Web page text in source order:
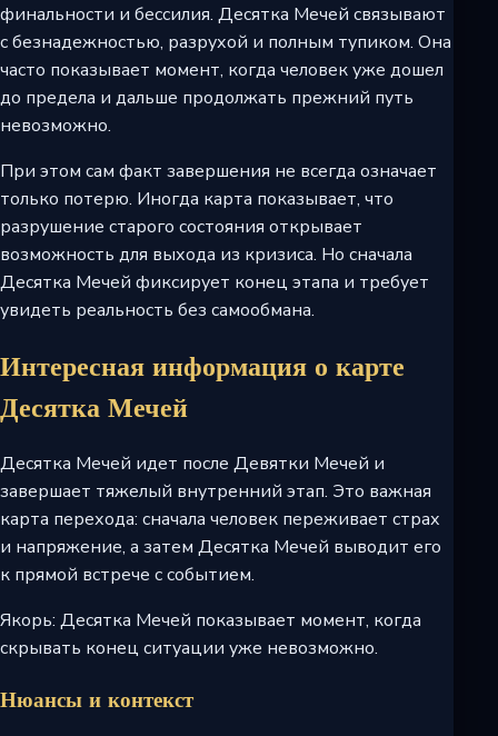
финальности и бессилия. Десятка Мечей связывают
с безнадежностью, разрухой и полным тупиком. Она
часто показывает момент, когда человек уже дошел
до предела и дальше продолжать прежний путь
невозможно.
При этом сам факт завершения не всегда означает
только потерю. Иногда карта показывает, что
разрушение старого состояния открывает
возможность для выхода из кризиса. Но сначала
Десятка Мечей фиксирует конец этапа и требует
увидеть реальность без самообмана.
Интересная информация о карте
Десятка Мечей
Десятка Мечей идет после Девятки Мечей и
завершает тяжелый внутренний этап. Это важная
карта перехода: сначала человек переживает страх
и напряжение, а затем Десятка Мечей выводит его
к прямой встрече с событием.
Якорь: Десятка Мечей показывает момент, когда
скрывать конец ситуации уже невозможно.
Нюансы и контекст